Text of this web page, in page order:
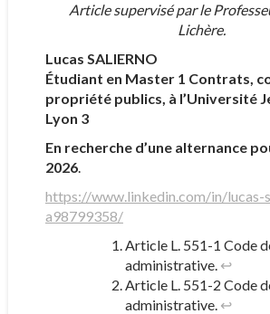
Article supervisé par le
Lichère.
Lucas SALIERNO
Étudiant en Master 1 Contrats,
propriété publics, à l’Université
Lyon 3
En recherche d’une alternance
2026.
https://www.linkedin.com/in/lucas-
a98799358/
Article L. 551-1 Code
administrative. ↩︎
Article L. 551-2 Code
administrative. ↩︎